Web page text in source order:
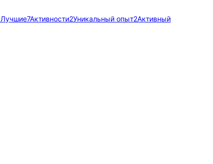
Лучшие7Активности2Уникальный опыт2Активный